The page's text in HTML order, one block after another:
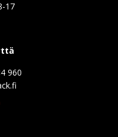
17
960